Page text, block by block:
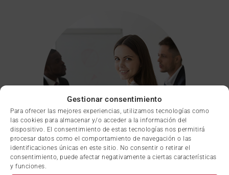
Gestionar consentimiento
Para ofrecer las mejores experiencias, utilizamos tecnologías como
las cookies para almacenar y/o acceder a la información del
dispositivo. El consentimiento de estas tecnologías nos permitirá
procesar datos como el comportamiento de navegación o las
identificaciones únicas en este sitio. No consentir o retirar el
consentimiento, puede afectar negativamente a ciertas características
y funciones.